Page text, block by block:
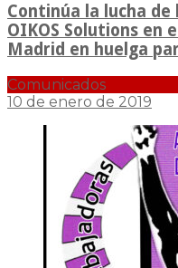
Continúa la lucha de
OIKOS Solutions en
Madrid en huelga
Comunicados
10 de enero de 2019